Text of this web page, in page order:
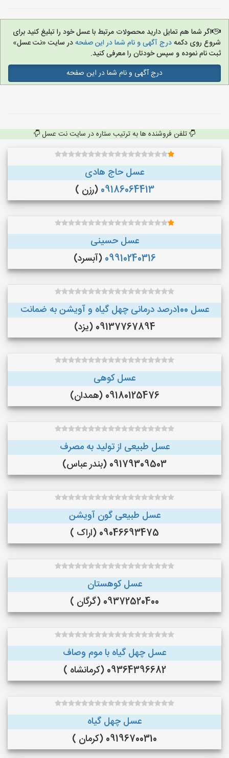
اگر شما هم تمایل دارید محصولات مرتبط با عسل خود را تبلیغ کنید برای
شروع روی دکمهدرج آگهی و نام شما در این صفحهدر سایت «نت عسل»
ثبت نام نموده و سپس خودتان را معرفی کنید.
درج آگهی و نام شما در این صفحه
تلفن فروشنده ها به ترتیب ستاره در سایت نت عسل
عسل حاج هادی
09186064413 (رزن )
عسل حسینی
09910240316 (آبسرد)
عسل 100درصد درمانی چهل گیاه و آویشن به ضمانت
09137767894 (یزد)
عسل کوهی
09180125476 (همدان)
عسل طبیعی از تولید به مصرف
09179309503 (بندر عباس)
عسل طبیعی گون آویشن
09046693475 (اراک )
عسل کوهستان
09372520400 (گرگان )
عسل چهل گیاه با موم وصاف
09364396682 (کرمانشاه )
عسل چهل گیاه
09196700310 (کرمان )